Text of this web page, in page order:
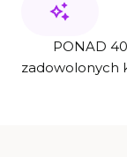
PONAD
zadowolonych